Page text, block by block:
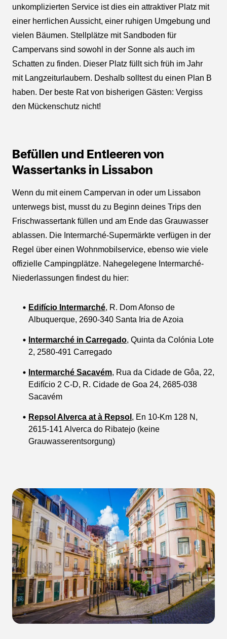
unkomplizierten Service ist dies ein attraktiver Platz mit
einer herrlichen Aussicht, einer ruhigen Umgebung und
vielen Bäumen. Stellplätze mit Sandboden für
Campervans sind sowohl in der Sonne als auch im
Schatten zu finden. Dieser Platz füllt sich früh im Jahr
mit Langzeiturlaubern. Deshalb solltest du einen Plan B
haben. Der beste Rat von bisherigen Gästen: Vergiss
den Mückenschutz nicht!
Befüllen und Entleeren von
Wassertanks in Lissabon
Wenn du mit einem Campervan in oder um Lissabon
unterwegs bist, musst du zu Beginn deines Trips den
Frischwassertank füllen und am Ende das Grauwasser
ablassen. Die Intermarché-Supermärkte verfügen in der
Regel über einen Wohnmobilservice, ebenso wie viele
offizielle Campingplätze. Nahegelegene Intermarché-
Niederlassungen findest du hier:
Edifício Intermarché, R. Dom Afonso de
Albuquerque, 2690-340 Santa Iria de Azoia
Intermarché in Carregado, Quinta da Colónia Lote
2, 2580-491 Carregado
Intermarché Sacavém, Rua da Cidade de Gôa, 22,
Edifício 2 C-D, R. Cidade de Goa 24, 2685-038
Sacavém
Repsol Alverca at à Repsol , En 10-Km 128 N,
2615-141 Alverca do Ribatejo (keine
Grauwasserentsorgung)